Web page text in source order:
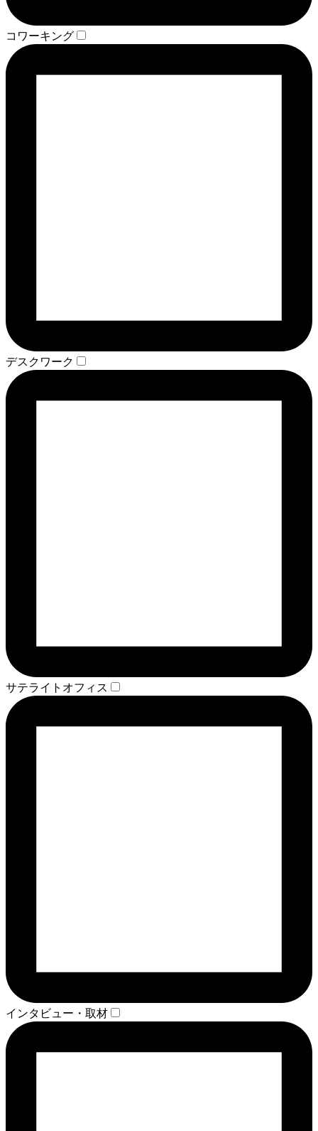
コワーキング
デスクワーク
サテライトオフィス
インタビュー・取材